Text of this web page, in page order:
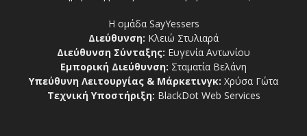
Η ομάδα SayYessers
Διεύθυνση: Κλειώ Στυλιαρά
Διεύθυνση Σύνταξης: Ευγενία Αντωνίου
Εμπορική Διεύθυνση: Σταματία Βελάνη
Υπεύθυνη Λειτουργίας & Μάρκετινγκ: Χρύσα Γώτα
Τεχνική Υποστήριξη: BlackDot Web Services